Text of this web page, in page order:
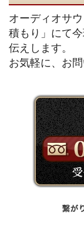
オーディオサ
積もり」にて
伝えします。
お気軽に、お